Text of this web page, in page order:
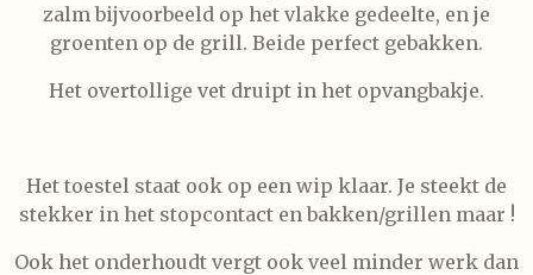
zalm bijvoorbeeld op het vlakke gedeelte, en je
groenten op de grill. Beide perfect gebakken.
Het overtollige vet druipt in het opvangbakje.
Het toestel staat ook op een wip klaar. Je steekt de
stekker in het stopcontact en bakken/grillen maar !
Ook het onderhoudt vergt ook veel minder werk dan